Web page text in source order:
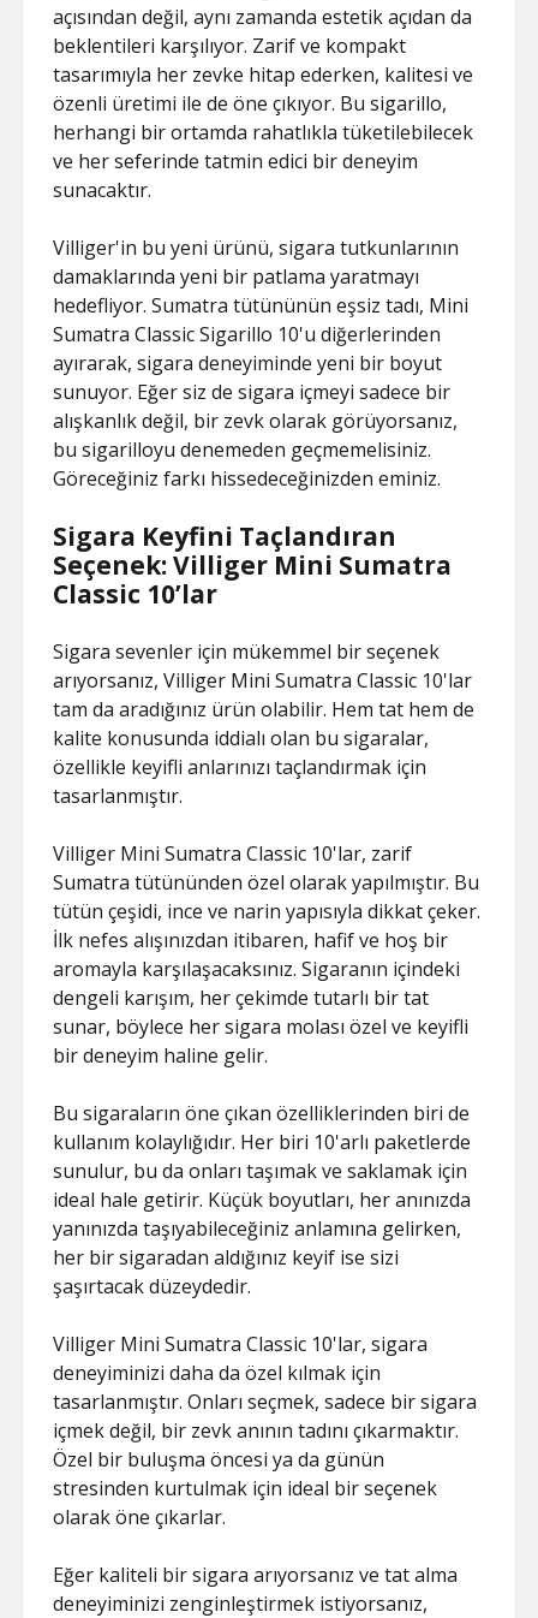
açısından değil, aynı zamanda estetik açıdan da
beklentileri karşılıyor. Zarif ve kompakt
tasarımıyla her zevke hitap ederken, kalitesi ve
özenli üretimi ile de öne çıkıyor. Bu sigarillo,
herhangi bir ortamda rahatlıkla tüketilebilecek
ve her seferinde tatmin edici bir deneyim
sunacaktır.
Villiger'in bu yeni ürünü, sigara tutkunlarının
damaklarında yeni bir patlama yaratmayı
hedefliyor. Sumatra tütününün eşsiz tadı, Mini
Sumatra Classic Sigarillo 10'u diğerlerinden
ayırarak, sigara deneyiminde yeni bir boyut
sunuyor. Eğer siz de sigara içmeyi sadece bir
alışkanlık değil, bir zevk olarak görüyorsanız,
bu sigarilloyu denemeden geçmemelisiniz.
Göreceğiniz farkı hissedeceğinizden eminiz.
Sigara Keyfini Taçlandıran
Seçenek: Villiger Mini Sumatra
Classic 10’lar
Sigara sevenler için mükemmel bir seçenek
arıyorsanız, Villiger Mini Sumatra Classic 10'lar
tam da aradığınız ürün olabilir. Hem tat hem de
kalite konusunda iddialı olan bu sigaralar,
özellikle keyifli anlarınızı taçlandırmak için
tasarlanmıştır.
Villiger Mini Sumatra Classic 10'lar, zarif
Sumatra tütününden özel olarak yapılmıştır. Bu
tütün çeşidi, ince ve narin yapısıyla dikkat çeker.
İlk nefes alışınızdan itibaren, hafif ve hoş bir
aromayla karşılaşacaksınız. Sigaranın içindeki
dengeli karışım, her çekimde tutarlı bir tat
sunar, böylece her sigara molası özel ve keyifli
bir deneyim haline gelir.
Bu sigaraların öne çıkan özelliklerinden biri de
kullanım kolaylığıdır. Her biri 10'arlı paketlerde
sunulur, bu da onları taşımak ve saklamak için
ideal hale getirir. Küçük boyutları, her anınızda
yanınızda taşıyabileceğiniz anlamına gelirken,
her bir sigaradan aldığınız keyif ise sizi
şaşırtacak düzeydedir.
Villiger Mini Sumatra Classic 10'lar, sigara
deneyiminizi daha da özel kılmak için
tasarlanmıştır. Onları seçmek, sadece bir sigara
içmek değil, bir zevk anının tadını çıkarmaktır.
Özel bir buluşma öncesi ya da günün
stresinden kurtulmak için ideal bir seçenek
olarak öne çıkarlar.
Eğer kaliteli bir sigara arıyorsanız ve tat alma
deneyiminizi zenginleştirmek istiyorsanız,